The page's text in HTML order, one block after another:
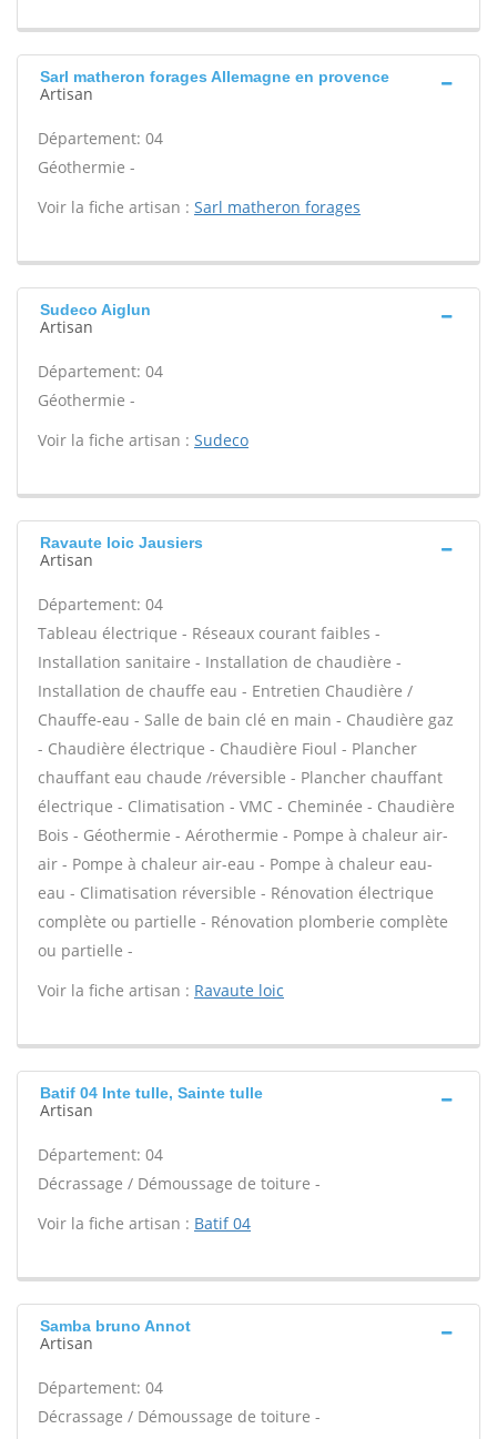
Sarl matheron forages Allemagne en provence
Artisan
Département: 04
Géothermie -
Voir la fiche artisan : Sarl matheron forages
Sudeco Aiglun
Artisan
Département: 04
Géothermie -
Voir la fiche artisan : Sudeco
Ravaute loic Jausiers
Artisan
Département: 04
Tableau électrique - Réseaux courant faibles -
Installation sanitaire - Installation de chaudière -
Installation de chauffe eau - Entretien Chaudière /
Chauffe-eau - Salle de bain clé en main - Chaudière gaz
- Chaudière électrique - Chaudière Fioul - Plancher
chauffant eau chaude /réversible - Plancher chauffant
électrique - Climatisation - VMC - Cheminée - Chaudière
Bois - Géothermie - Aérothermie - Pompe à chaleur air-
air - Pompe à chaleur air-eau - Pompe à chaleur eau-
eau - Climatisation réversible - Rénovation électrique
complète ou partielle - Rénovation plomberie complète
ou partielle -
Voir la fiche artisan : Ravaute loic
Batif 04 Inte tulle, Sainte tulle
Artisan
Département: 04
Décrassage / Démoussage de toiture -
Voir la fiche artisan : Batif 04
Samba bruno Annot
Artisan
Département: 04
Décrassage / Démoussage de toiture -